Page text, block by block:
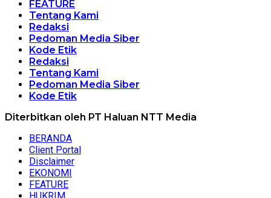
FEATURE
Tentang Kami
Redaksi
Pedoman Media Siber
Kode Etik
Redaksi
Tentang Kami
Pedoman Media Siber
Kode Etik
Diterbitkan oleh PT Haluan NTT Media
BERANDA
Client Portal
Disclaimer
EKONOMI
FEATURE